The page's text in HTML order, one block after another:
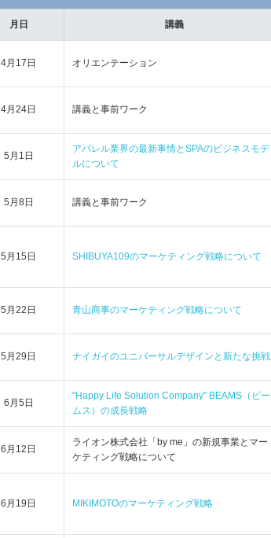
月日 講義
4月17日 オリエンテーション
4月24日 講義と事前ワーク
5月1日
アパレル業界の最新事情とSPAのビジネスモデ
ルについて
5月8日 講義と事前ワーク
5月15日 SHIBUYA109のマーケティング戦略について
5月22日 青山商事のマーケティング戦略について
5月29日 ナイガイのユニバーサルデザインと新たな挑戦
6月5日
"Happy Life Solution Company" BEAMS（ビー
ムス）の成長戦略
6月12日
ライオン株式会社「by me」の新規事業とマー
ケティング戦略について
6月19日 MIKIMOTOのマーケティング戦略